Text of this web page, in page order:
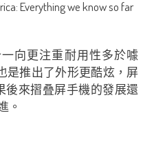
向更注重耐用性多於噱
是推出了外形更酷炫，屏
後來摺叠屏手機的發展還
。